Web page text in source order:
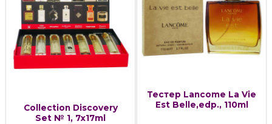
Collection Discovery
Set № 1, 7x17ml
Тестер Lancome La Vie
Est Belle,edp., 110ml